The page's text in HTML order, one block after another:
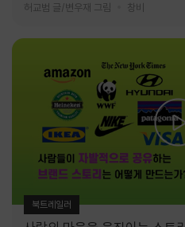
허교범 글/변우재 그림 창비
북트레일러